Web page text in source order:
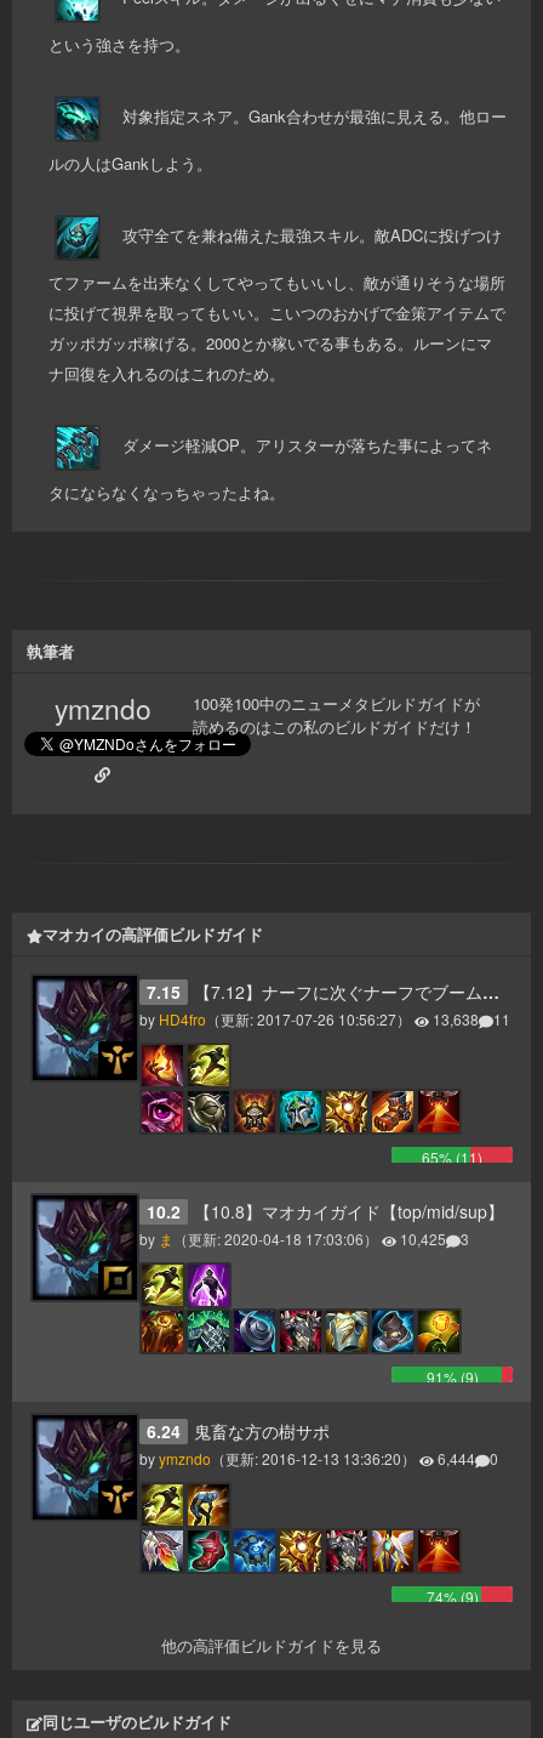
という強さを持つ。
対象指定スネア。Gank合わせが最強に見える。他ロー
ルの人はGankしよう。
攻守全てを兼ね備えた最強スキル。敵ADCに投げつけ
てファームを出来なくしてやってもいいし、敵が通りそうな場所
に投げて視界を取ってもいい。こいつのおかげで金策アイテムで
ガッポガッポ稼げる。2000とか稼いでる事もある。ルーンにマ
ナ回復を入れるのはこれのため。
ダメージ軽減OP。アリスターが落ちた事によってネ
タにならなくなっちゃったよね。
執筆者
ymzndo
100発100中のニューメタビルドガイドが
読めるのはこの私のビルドガイドだけ！
マオカイの高評価ビルドガイド
7.15 【7.12】ナーフに次ぐナーフでブームをすぎたマオカイサポート！
by HD4fro （更新:2017-07-26 10:56:27） 13,638 11
65% (11)
10.2 【10.8】マオカイガイド【top/mid/sup】
by ま （更新:2020-04-18 17:03:06） 10,425 3
91% (9)
6.24 鬼畜な方の樹サポ
byymzndo （更新:2016-12-13 13:36:20） 6,444 0
74% (9)
他の高評価ビルドガイドを見る
同じユーザのビルドガイド